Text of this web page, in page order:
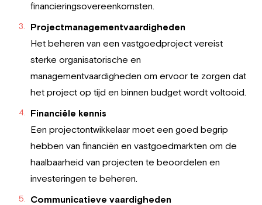
financieringsovereenkomsten.
Projectmanagementvaardigheden
Het beheren van een vastgoedproject vereist
sterke organisatorische en
managementvaardigheden om ervoor te zorgen dat
het project op tijd en binnen budget wordt voltooid.
Financiële kennis
Een projectontwikkelaar moet een goed begrip
hebben van financiën en vastgoedmarkten om de
haalbaarheid van projecten te beoordelen en
investeringen te beheren.
Communicatieve vaardigheden